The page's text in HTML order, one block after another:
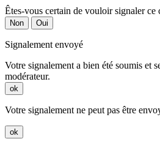
Êtes-vous certain de vouloir signaler ce
Non Oui
Signalement envoyé
Votre signalement a bien été soumis et
modérateur.
ok
Votre signalement ne peut pas être
ok